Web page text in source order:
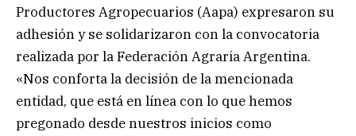
Productores Agropecuarios (Aapa) expresaron su
adhesión y se solidarizaron con la convocatoria
realizada por la Federación Agraria Argentina.
«Nos conforta la decisión de la mencionada
entidad, que está en línea con lo que hemos
pregonado desde nuestros inicios como